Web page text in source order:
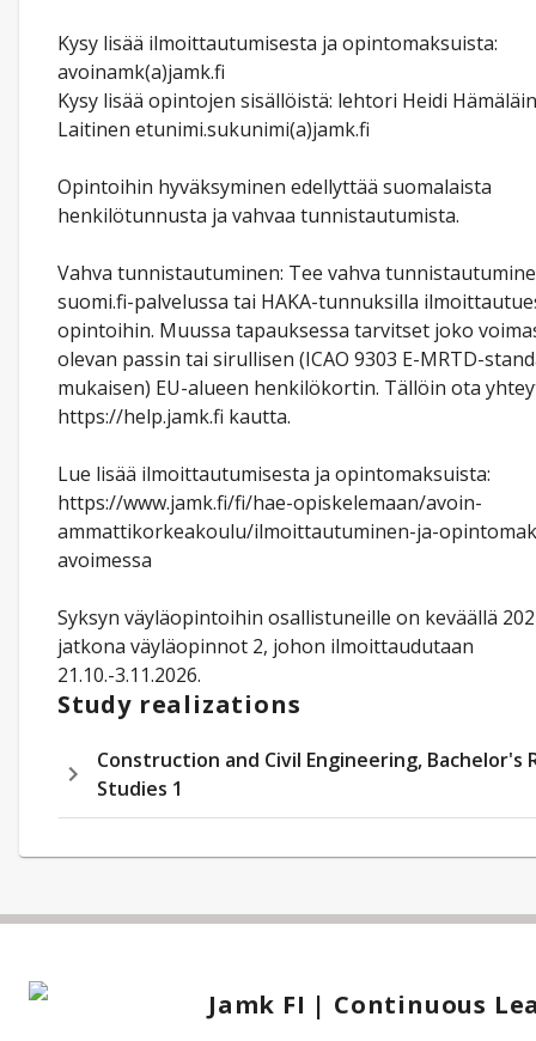
Kysy lisää ilmoittautumisesta ja opintomaksuista:
avoinamk(a)jamk.fi
Kysy lisää opintojen sisällöistä: lehtori Heidi
Laitinen etunimi.sukunimi(a)jamk.fi
Opintoihin hyväksyminen edellyttää suomalaista
henkilötunnusta ja vahvaa tunnistautumista.
Vahva tunnistautuminen: Tee vahva
suomi.fi-palvelussa tai HAKA-tunnuksilla
opintoihin. Muussa tapauksessa tarvitset joko
olevan passin tai sirullisen (ICAO 9303 E-MRTD-
mukaisen) EU-alueen henkilökortin. Tällöin ota
https://help.jamk.fi kautta.
Lue lisää ilmoittautumisesta ja opintomaksuista:
https://www.jamk.fi/fi/hae-opiskelemaan/avoin-
ammattikorkeakoulu/ilmoittautuminen-ja-
avoimessa
Syksyn väyläopintoihin osallistuneille on keväällä
jatkona väyläopinnot 2, johon ilmoittaudutaan
21.10.-3.11.2026.
Study realizations
Construction and Civil Engineering, Bachelor's
Studies 1
Jamk FI | Continuous